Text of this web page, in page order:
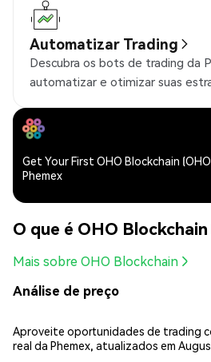
Automatizar Trading
Descubra os bots de trading da
automatizar e otimizar suas
Get Your First OHO Blockchain
Phemex
O que é OHO
Mais sobre OHO Blockchain
Análise de preço
Aproveite oportunidades de trading
real da Phemex, atualizados em